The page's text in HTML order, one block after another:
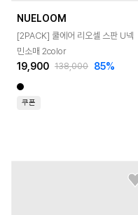
NUELOOM
[2PACK] 쿨에어 리오셀 스판 U넥
민소매 2color
19,900 138,000 85%
쿠폰